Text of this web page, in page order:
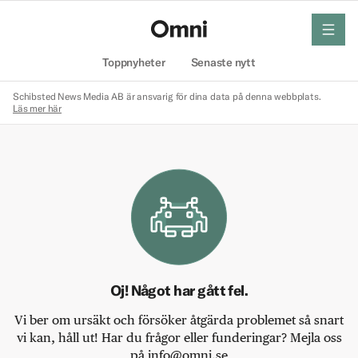
Toppnyheter Senaste nytt
meny
Schibsted News Media AB är ansvarig för dina data på denna webbplats.
Läs mer här
Oj! Något har gått fel.
Vi ber om ursäkt och försöker åtgärda problemet så snart
vi kan, håll ut! Har du frågor eller funderingar? Mejla oss